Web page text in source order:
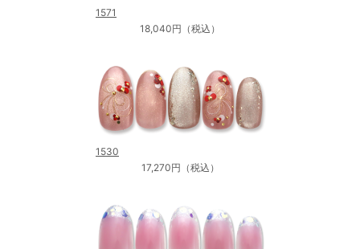
1571
18,040円（税込）
1530
17,270円（税込）